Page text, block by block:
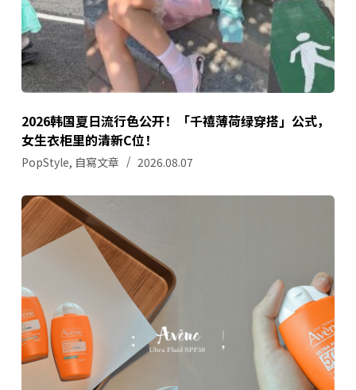
2026韩国夏日流行色公开！「千禧薄荷绿穿搭」公式，
女生衣柜里的清新C位！
PopStyle, 自寫文章 2026.08.07